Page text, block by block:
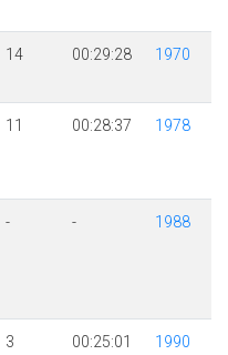
14 00:29:28 1970
11 00:28:37 1978
- - 1988
3 00:25:01 1990